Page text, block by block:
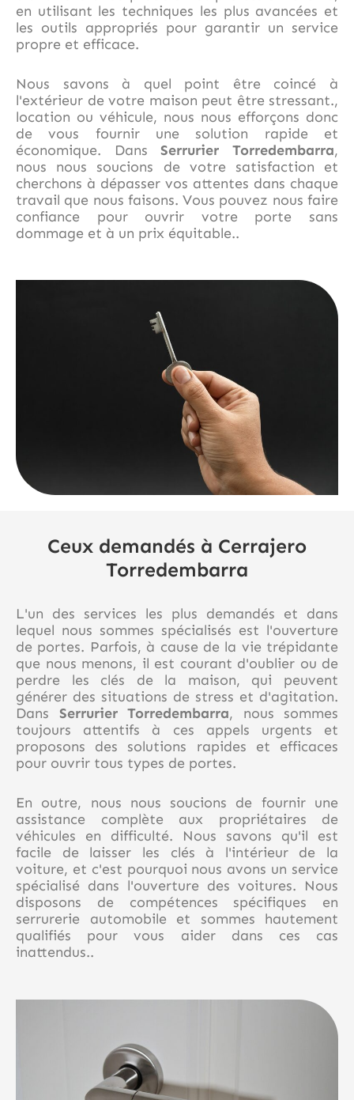
en utilisant les techniques les plus avancées et
les outils appropriés pour garantir un service
propre et efficace.
Nous savons à quel point être coincé à
l'extérieur de votre maison peut être stressant.,
location ou véhicule, nous nous efforçons donc
de vous fournir une solution rapide et
économique. Dans Serrurier Torredembarra,
nous nous soucions de votre satisfaction et
cherchons à dépasser vos attentes dans chaque
travail que nous faisons. Vous pouvez nous faire
confiance pour ouvrir votre porte sans
dommage et à un prix équitable..
Ceux demandés à Cerrajero
Torredembarra
L'un des services les plus demandés et dans
lequel nous sommes spécialisés est l'ouverture
de portes. Parfois, à cause de la vie trépidante
que nous menons, il est courant d'oublier ou de
perdre les clés de la maison, qui peuvent
générer des situations de stress et d'agitation.
Dans Serrurier Torredembarra, nous sommes
toujours attentifs à ces appels urgents et
proposons des solutions rapides et efficaces
pour ouvrir tous types de portes.
En outre, nous nous soucions de fournir une
assistance complète aux propriétaires de
véhicules en difficulté. Nous savons qu'il est
facile de laisser les clés à l'intérieur de la
voiture, et c'est pourquoi nous avons un service
spécialisé dans l'ouverture des voitures. Nous
disposons de compétences spécifiques en
serrurerie automobile et sommes hautement
qualifiés pour vous aider dans ces cas
inattendus..